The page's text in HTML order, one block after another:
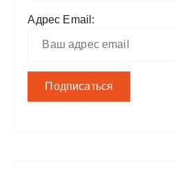
Адрес Email: